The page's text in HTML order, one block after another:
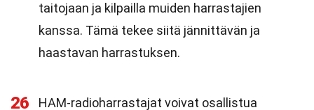
taitojaan ja kilpailla muiden harrastajien
kanssa. Tämä tekee siitä jännittävän ja
haastavan harrastuksen.
26
HAM-radioharrastajat voivat osallistua